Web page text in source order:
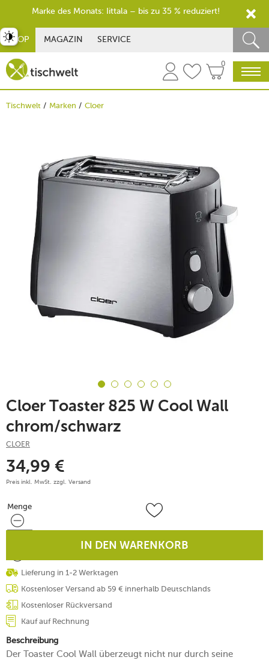
SHOP MAGAZIN SERVICE
0
Tischwelt Marken Cloer
Cloer Toaster 825 W Cool Wall
chrom/schwarz
CLOER
34,99 €
Preis inkl. MwSt. zzgl. Versand
Menge
Menge
IN DEN WARENKORB
Lieferung in 1-2 Werktagen
Kostenloser Versand ab 59 € innerhalb Deutschlands
Kostenloser Rückversand
Kauf auf Rechnung
Beschreibung
Der Toaster Cool Wall überzeugt nicht nur durch seine
umschalten
Marke des Monats: Iittala – bis zu 35 % reduziert!